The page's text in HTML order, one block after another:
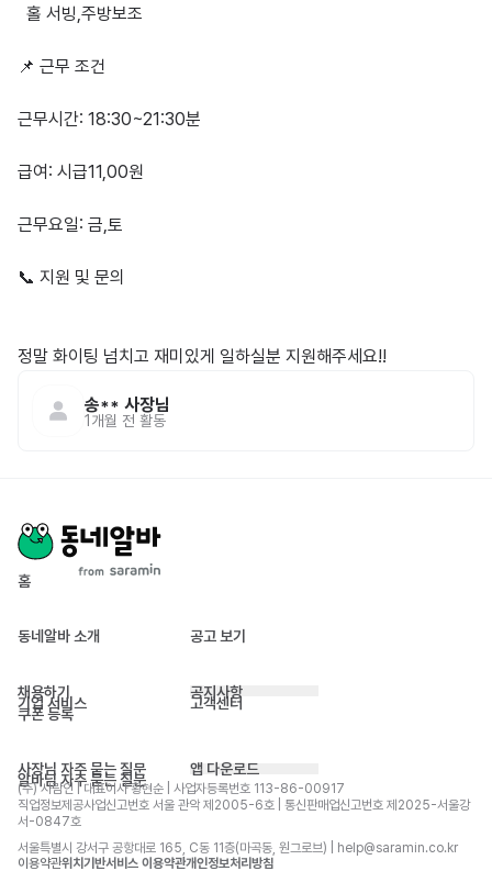
📌 근무 조건
근무시간: 18:30~21:30분
급여: 시급11,00원
근무요일: 금,토
📞 지원 및 문의
정말 화이팅 넘치고 재미있게 일하실분 지원해주세요!!
송** 사장님
1개월 전 활동
홈
동네알바 소개 공고 보기
채용하기
기업 서비스
쿠폰 등록
공지사항
고객센터
사장님 자주 묻는 질문
알바님 자주 묻는 질문
앱 다운로드
(주) 사람인 | 대표이사 황현순 | 사업자등록번호 113-86-00917
직업정보제공사업신고번호 서울 관악 제2005-6호 | 통신판매업신고번호 제2025-서울강
서-0847호
서울특별시 강서구 공항대로 165, C동 11층(마곡동, 원그로브) | help@saramin.co.kr
이용약관위치기반서비스 이용약관개인정보처리방침